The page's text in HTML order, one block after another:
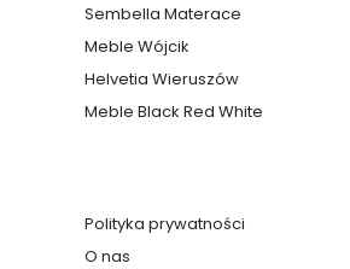
nie
tak
do samodzielnego montażu
Sembella Materace
Meble Wójcik
Helvetia Wieruszów
Meble Black Red White
Polityka prywatności
O nas